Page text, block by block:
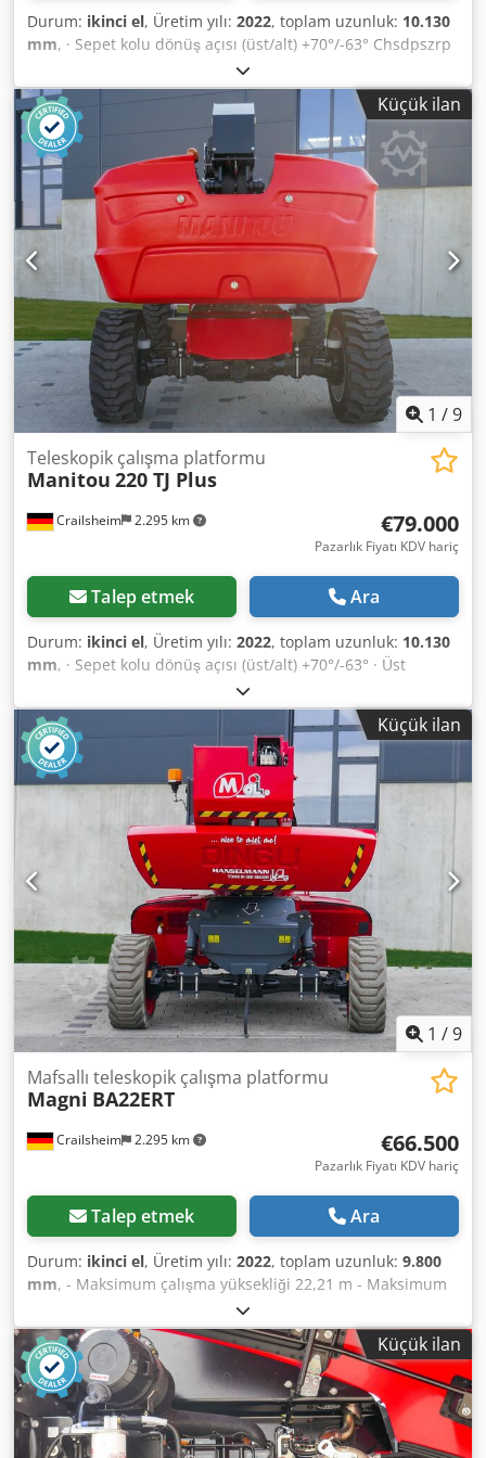
Durum: ikinci el, Üretim yılı: 2022, toplam uzunluk: 10.130
mm, · Sepet kolu dönüş açısı (üst/alt) +70°/-63° Chsdpszrp
I Ssfx Agkoa · Üst yapının 360° dönmesi · Çalışma sepeti
dönüşü (sağ/sol) 90°/90° · İç dönüş yarıçapı 2 m · dış dönüş
yarıçapı 4,40 m · Sürüş hızı - taşıma modu: 4,90 km/saat ·
Seyahat hızı - çalışma modu: 1 km/s · Tırmanma yeteneği:
%40 · Çalışma modunda izin verilen eğim: 4 ° · Vulkanize
katı kauçuk lastikler · Tahrik tekerlekleri (ön/arka): 2/2 ·
Direksiyon simidi (ön/arka): 2/2 · Frenli
tekerlekler/tekerlekler: 2/2 · Üretici / Motor Modeli: Yanmar
- 3TNV88C-DMU · Motor standardı: Aşama V · Anma
yanmalı motor gücü / gücü: 36,20 Bg / 27,50 kW · Zemin
basıncı: 18,20 dan/cm2 · Hidrolik basınç: 400 bar · Hidrolik
tank kapasitesi: 94 l · Yakıt deposu kapasitesi: 72L · Ortam
gürültüsü (LwA): < 106 dB
Küçük ilan
1 /9
Crailsheim 2.295 km
Teleskopik çalışma platformu
Manitou 220 TJ Plus
€79.000
Pazarlık Fiyatı KDV hariç
Talep etmek Ara
Durum: ikinci el, Üretim yılı: 2022, toplam uzunluk: 10.130
mm, · Sepet kolu dönüş açısı (üst/alt) +70°/-63° · Üst
yapının 360° dönmesi Chedpjzrp Irjfx Agkoa · Çalışma
sepeti dönüşü (sağ/sol) 90°/90° · İç dönüş yarıçapı 2 m · dış
dönüş yarıçapı 4,40 m · Sürüş hızı - taşıma modu: 4,90
km/saat · Seyahat hızı - çalışma modu: 1 km/s · Tırmanma
yeteneği: %40 · Çalışma modunda izin verilen eğim: 4 ° ·
Vulkanize katı kauçuk lastikler · Tahrik tekerlekleri
(ön/arka): 2/2 · Direksiyon simidi (ön/arka): 2/2 · Frenli
tekerlekler/tekerlekler: 2/2 · Üretici / Motor Modeli: Yanmar
- 3TNV88C-DMU · Motor standardı: Aşama V · Anma
yanmalı motor gücü / gücü: 36,20 Bg / 27,50 kW · Zemin
basıncı: 18,20 dan/cm2 · Hidrolik basınç: 400 bar · Hidrolik
tank kapasitesi: 94 l · Yakıt deposu kapasitesi: 72L · Ortam
gürültüsü (LwA): < 106 dB
Küçük ilan
1 /9
Crailsheim 2.295 km
Mafsallı teleskopik çalışma platformu
Magni BA22ERT
€66.500
Pazarlık Fiyatı KDV hariç
Talep etmek Ara
Durum: ikinci el, Üretim yılı: 2022, toplam uzunluk: 9.800
mm, - Maksimum çalışma yüksekliği 22,21 m - Maksimum
çalışma sepeti yüksekliği 18,28 m - Eklem noktası 8,13 m -
Maksimum menzil 10,69 m - Negatif rakım 1.263 m -
Negatif aralık 11,30 m - Maksimum yük kapasitesi 230 kg -
Maksimum tırmanma yeteneği (geri çekilmiş) %30 -
Maksimum eğim X -5° / Y -5° - Maksimum rüzgar hızı 12,5
m/s - Dönüş yarıçapı (dışarıda) 2,57 m - Dönüş yarıçapı (iç)
1,56 m - Üst taşıyıcı dönüş aralığı (sonsuz) 360° - Dikey JIB
Küçük ilan